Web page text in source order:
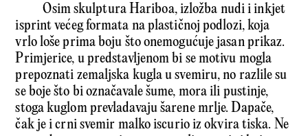
Osim skulptura Hariboa, izložba nudi i inkjet
isprint većeg formata na plastičnoj podlozi, koja
vrlo loše prima boju što onemogućuje jasan prikaz.
Primjerice, u predstavljenom bi se motivu mogla
prepoznati zemaljska kugla u svemiru, no razlile su
se boje što bi označavale šume, mora ili pustinje,
stoga kuglom prevladavaju šarene mrlje. Dapače,
čak je i crni svemir malko iscurio iz okvira tiska. Ne